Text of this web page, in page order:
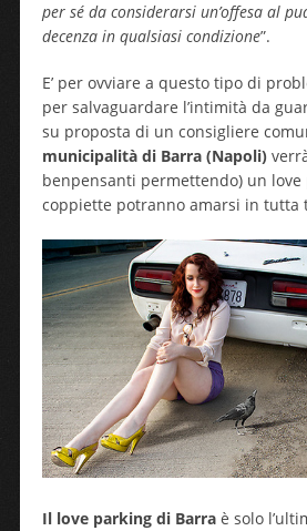
per sé da considerarsi un’offesa al
decenza in qualsiasi condizione”.
E’ per ovviare a questo tipo di
per salvaguardare l’intimità da
su proposta di un consigliere
municipalità di Barra (Napoli)
benpensanti permettendo) un love
coppiette potranno amarsi in tutta
Il love parking di Barraè solo